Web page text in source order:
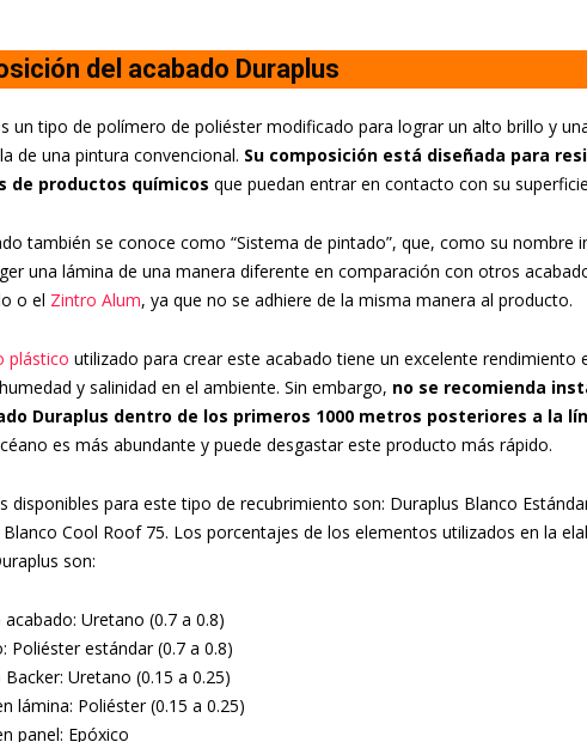
del acabado Duraplus
un tipo de polímero de poliéster modificado para lograr un alto brillo y
de una pintura convencional. Su composición está diseñada para
de productos químicos que puedan entrar en contacto con su
también se conoce como “Sistema de pintado”, que, como su nombre
una lámina de una manera diferente en comparación con otros
o el Zintro Alum, ya que no se adhiere de la misma manera al producto.
plástico utilizado para crear este acabado tiene un excelente rendimiento
y salinidad en el ambiente. Sin embargo, no se recomienda
Duraplus dentro de los primeros 1000 metros posteriores a la
es más abundante y puede desgastar este producto más rápido.
disponibles para este tipo de recubrimiento son: Duraplus Blanco
Blanco Cool Roof 75. Los porcentajes de los elementos utilizados en la
son:
Uretano (0.7 a 0.8)
Poliéster estándar (0.7 a 0.8)
Uretano (0.15 a 0.25)
lámina: Poliéster (0.15 a 0.25)
panel: Epóxico